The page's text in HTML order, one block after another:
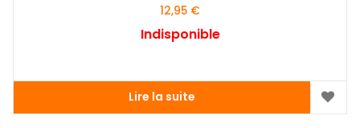
12,95 €
Indisponible
Lire la suite